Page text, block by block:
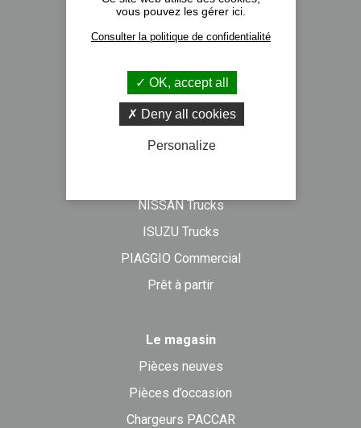
Nos implantations
Recrutement
Actualités
Formulaire de contact
Véhicules neufs
NISSAN Trucks
ISUZU Trucks
PIAGGIO Commercial
Prêt à partir
Le magasin
Pièces neuves
Pièces d’occasion
Chargeurs PACCAR
vous pouvez les gérer ici.
Consulter la politique de confidentialité
OK, accept all
Deny all cookies
Personalize